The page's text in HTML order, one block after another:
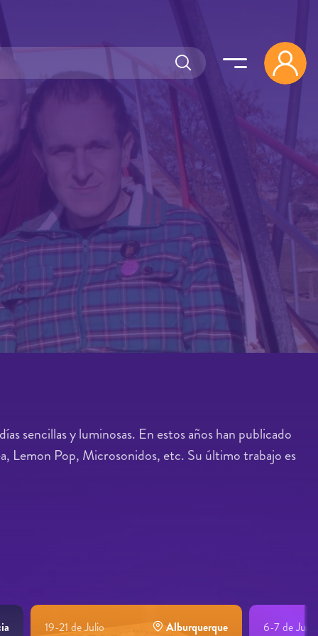
sencillas y luminosas. En estos años han publicado
Lemon Pop, Microsonidos, etc. Su último trabajo es
19-21 de Julio Alburquerque 6-7 de Julio